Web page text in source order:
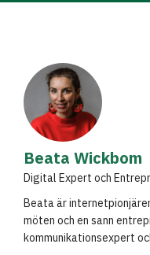
Beata Wickbom
Digital Expert och
Beata är
möten och en sann
kommunikationsexpert